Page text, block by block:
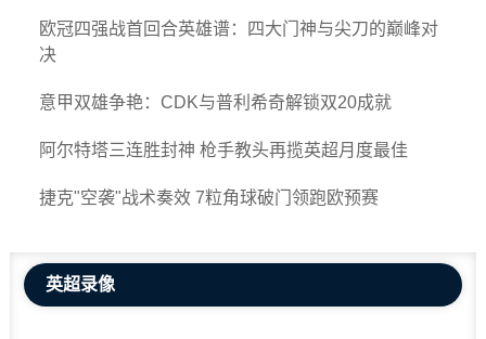
欧冠四强战首回合英雄谱：四大门神与尖刀的巅峰对
决
意甲双雄争艳：CDK与普利希奇解锁双20成就
阿尔特塔三连胜封神 枪手教头再揽英超月度最佳
捷克"空袭"战术奏效 7粒角球破门领跑欧预赛
英超录像